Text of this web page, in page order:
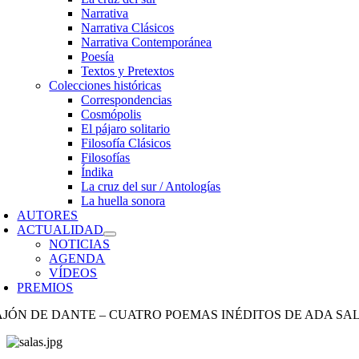
Narrativa
Narrativa Clásicos
Narrativa Contemporánea
Poesía
Textos y Pretextos
Colecciones históricas
Correspondencias
Cosmópolis
El pájaro solitario
Filosofía Clásicos
Filosofías
Índika
La cruz del sur / Antologías
La huella sonora
AUTORES
ACTUALIDAD
NOTICIAS
AGENDA
VÍDEOS
PREMIOS
DE DANTE – CUATRO POEMAS INÉDITOS DE ADA